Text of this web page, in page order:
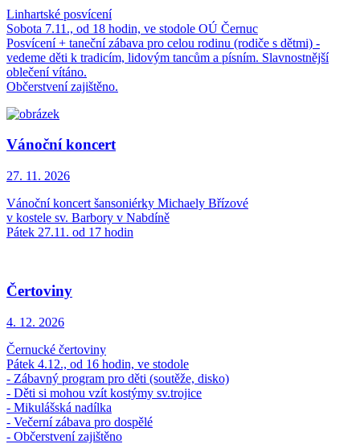
Linhartské posvícení
Sobota 7.11., od 18 hodin, ve stodole OÚ Černuc
Posvícení + taneční zábava pro celou rodinu (rodiče s dětmi) -
vedeme děti k tradicím, lidovým tancům a písním. Slavnostnější
oblečení vítáno.
Občerstvení zajištěno.
Vánoční koncert
27. 11. 2026
Vánoční koncert šansoniérky Michaely Břízové
v kostele sv. Barbory v Nabdíně
Pátek 27.11. od 17 hodin
Čertoviny
4. 12. 2026
Černucké čertoviny
Pátek 4.12., od 16 hodin, ve stodole
- Zábavný program pro děti (soutěže, disko)
- Děti si mohou vzít kostýmy sv.trojice
- Mikulášská nadílka
- Večerní zábava pro dospělé
- Občerstvení zajištěno